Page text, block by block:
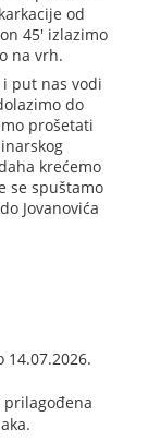
od
45' izlazimo
na vrh.
put nas vodi
do
prošetati
krećemo
se spuštamo
Jovanovića